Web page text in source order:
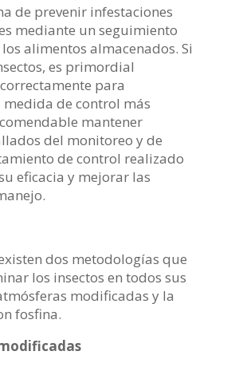
de prevenir infestaciones
mediante un seguimiento
alimentos almacenados. Si
es primordial
para
de control más
mantener
del monitoreo y de
de control realizado
eficacia y mejorar las
dos metodologías que
los insectos en todos sus
modificadas y la
fosfina.